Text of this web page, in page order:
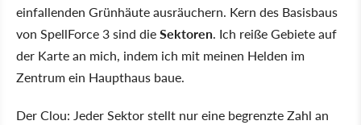
einfallenden Grünhäute ausräuchern. Kern des Basisbaus
von SpellForce 3 sind dieSektoren. Ich reiße Gebiete auf
der Karte an mich, indem ich mit meinen Helden im
Zentrum ein Haupthaus baue.
Der Clou: Jeder Sektor stellt nur eine begrenzte Zahl an